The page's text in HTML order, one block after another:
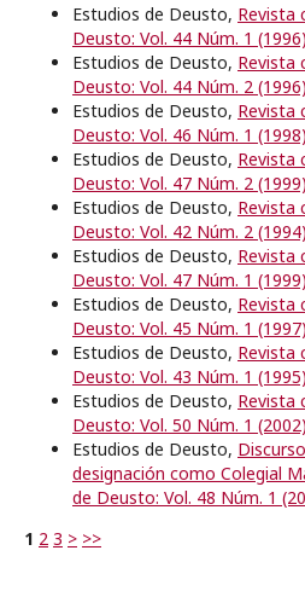
Estudios de Deusto, Revista
Deusto: Vol. 44 Núm. 1 (1996)
Estudios de Deusto, Revista
Deusto: Vol. 44 Núm. 2 (1996)
Estudios de Deusto, Revista
Deusto: Vol. 46 Núm. 1 (1998)
Estudios de Deusto, Revista
Deusto: Vol. 47 Núm. 2 (1999)
Estudios de Deusto, Revista
Deusto: Vol. 42 Núm. 2 (1994)
Estudios de Deusto, Revista
Deusto: Vol. 47 Núm. 1 (1999)
Estudios de Deusto, Revista
Deusto: Vol. 45 Núm. 1 (1997)
Estudios de Deusto, Revista
Deusto: Vol. 43 Núm. 1 (1995)
Estudios de Deusto, Revista
Deusto: Vol. 50 Núm. 1 (2002)
Estudios de Deusto,
designación como Colegial
de Deusto: Vol. 48 Núm. 1
1 2 3 > >>